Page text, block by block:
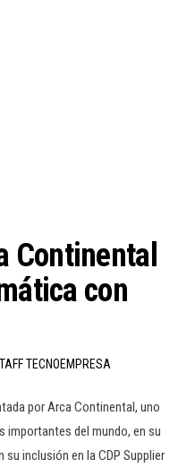
Continental
con
TECNOEMPRESA
por Arca Continental, uno
importantes del mundo, en su
inclusión en la CDP Supplier